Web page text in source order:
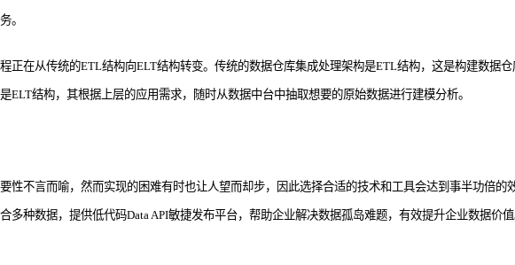
。
在从传统的ETL结构向ELT结构转变。传统的数据仓库集成处理架构是ETL结构，这是构建数据
结构，其根据上层的应用需求，随时从数据中台中抽取想要的原始数据进行建模分析。
性不言而喻，然而实现的困难有时也让人望而却步，因此选择合适的技术和工具会达到事半功倍的
种数据，提供低代码Data API敏捷发布平台，帮助企业解决数据孤岛难题，有效提升企业数据价值